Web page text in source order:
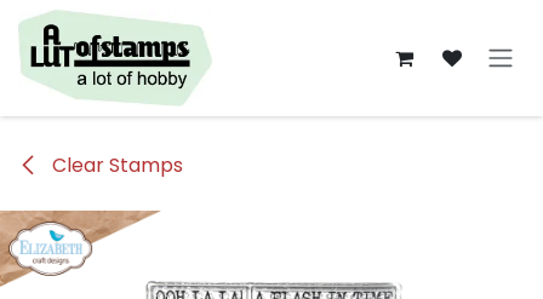
Overslaan naar inhoud
Clear Stamps